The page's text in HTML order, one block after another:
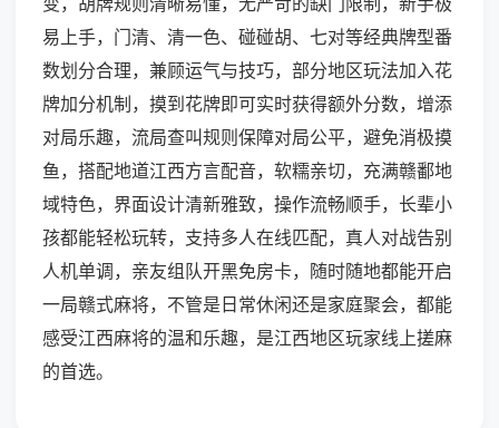
易上手，门清、清一色、碰碰胡、七对等经典牌型番
数划分合理，兼顾运气与技巧，部分地区玩法加入花
牌加分机制，摸到花牌即可实时获得额外分数，增添
对局乐趣，流局查叫规则保障对局公平，避免消极摸
鱼，搭配地道江西方言配音，软糯亲切，充满赣鄱地
域特色，界面设计清新雅致，操作流畅顺手，长辈小
孩都能轻松玩转，支持多人在线匹配，真人对战告别
人机单调，亲友组队开黑免房卡，随时随地都能开启
一局赣式麻将，不管是日常休闲还是家庭聚会，都能
感受江西麻将的温和乐趣，是江西地区玩家线上搓麻
的首选。